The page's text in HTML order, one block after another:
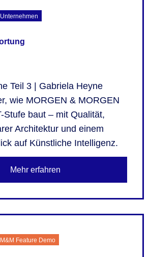
Unternehmen
Teil 3 | Gabriela Heyne
wie MORGEN & MORGEN
Stufe baut – mit Qualität,
Architektur und einem
auf Künstliche Intelligenz.
Mehr erfahren
M&M Feature Demo